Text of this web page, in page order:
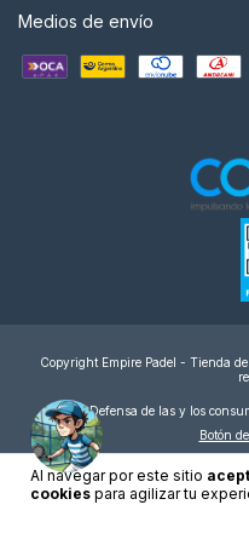
Al navegar por este sitio
cookies para agilizar tu
Medios de envío
Copyright Empire Padel - Tienda
Defensa de las y los
Botón